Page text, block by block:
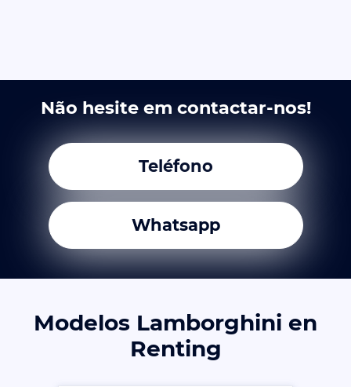
Não hesite em contactar-nos!
Teléfono
Whatsapp
Modelos Lamborghini en
Renting